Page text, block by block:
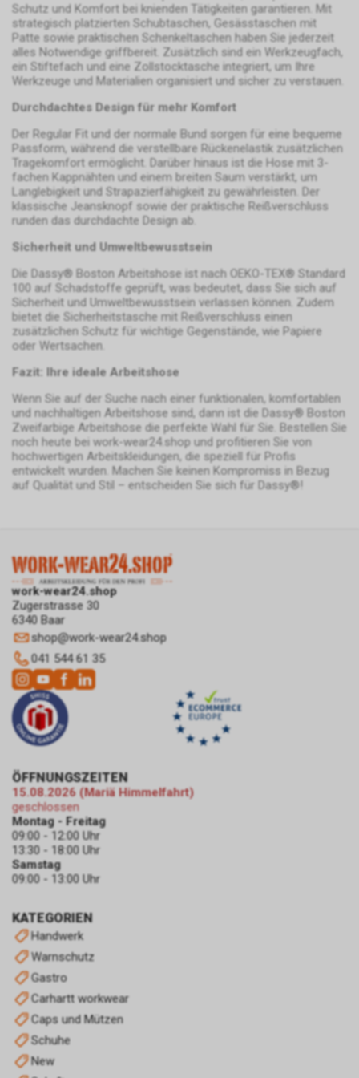
Schutz und Komfort bei knienden Tätigkeiten garantieren. Mit
strategisch platzierten Schubtaschen, Gesässtaschen mit
Patte sowie praktischen Schenkeltaschen haben Sie jederzeit
alles Notwendige griffbereit. Zusätzlich sind ein Werkzeugfach,
ein Stiftefach und eine Zollstocktasche integriert, um Ihre
Werkzeuge und Materialien organisiert und sicher zu verstauen.
Durchdachtes Design für mehr Komfort
Der Regular Fit und der normale Bund sorgen für eine bequeme
Passform, während die verstellbare Rückenelastik zusätzlichen
Tragekomfort ermöglicht. Darüber hinaus ist die Hose mit 3-
fachen Kappnähten und einem breiten Saum verstärkt, um
Langlebigkeit und Strapazierfähigkeit zu gewährleisten. Der
klassische Jeansknopf sowie der praktische Reißverschluss
runden das durchdachte Design ab.
Sicherheit und Umweltbewusstsein
Die Dassy® Boston Arbeitshose ist nach OEKO-TEX® Standard
100 auf Schadstoffe geprüft, was bedeutet, dass Sie sich auf
Sicherheit und Umweltbewusstsein verlassen können. Zudem
bietet die Sicherheitstasche mit Reißverschluss einen
zusätzlichen Schutz für wichtige Gegenstände, wie Papiere
oder Wertsachen.
Fazit: Ihre ideale Arbeitshose
Wenn Sie auf der Suche nach einer funktionalen, komfortablen
und nachhaltigen Arbeitshose sind, dann ist die Dassy® Boston
Zweifarbige Arbeitshose die perfekte Wahl für Sie. Bestellen Sie
noch heute bei work-wear24.shop und profitieren Sie von
hochwertigen Arbeitskleidungen, die speziell für Profis
entwickelt wurden. Machen Sie keinen Kompromiss in Bezug
auf Qualität und Stil – entscheiden Sie sich für Dassy®!
work-wear24.shop
Zugerstrasse 30
6340 Baar
shop@work-wear24.shop
041 544 61 35
KATEGORIEN
Handwerk
Warnschutz
Gastro
Carhartt workwear
Caps und Mützen
Schuhe
New
ÖFFNUNGSZEITEN
15.08.2026 (Mariä Himmelfahrt)
geschlossen
Montag - Freitag
09:00 - 12:00 Uhr
13:30 - 18:00 Uhr
Samstag
09:00 - 13:00 Uhr
weitergegeben. Sofern Sie
anschliessend den
Internetauftritt eines Dritten
besuchen, der seinerseits
ebenfalls das Werbe-Netzwerk
von Google nutzt, werden
womöglich
Werbeeinblendungen
erscheinen, die einen Bezug zu
unserem Internetauftritt bzw. zu
unseren dortigen Angeboten
aufweisen.
Zur dauerhaften Deaktivierung
für die gängigsten Internet-
Browser über
https://www.google.com/settings/ads/
ein Browser-Plugin an.
Ebenfalls kann die Verwendung
von Cookies bestimmter
http://www.youronlinechoices.com/uk/your-
oder
http://www.networkadvertising.org/choices/
per Opt-out deaktiviert werden.
Durch das sog. Cross-Device-
Marketing kann Google Ihr
Nutzungsverhalten unter
dann interessenbezogene,
personalisierte Werbung
angezeigt wird, wenn Sie das
Verknüpfung Ihrer
zugestimmt haben.
Google bietet weitergehende
Informationen zu Google
Remarketing unter